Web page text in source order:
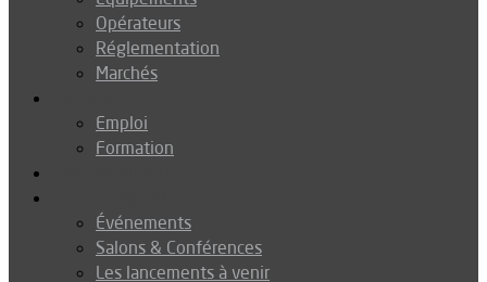
Opérateurs
Réglementation
Marchés
Emploi
Formation
Événements
Salons & Conférences
Les lancements à venir